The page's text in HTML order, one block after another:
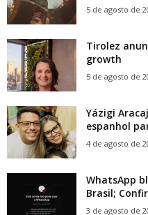
5 de agosto de
Tirolez
growth
5 de agosto de
Yázigi
espanhol
4 de agosto de
WhatsApp
Brasil;
3 de agosto de